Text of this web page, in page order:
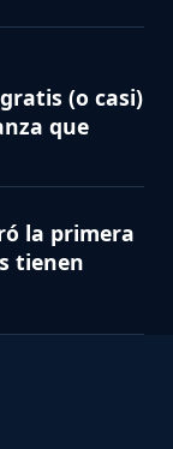
(o casi)
que
la primera
tienen